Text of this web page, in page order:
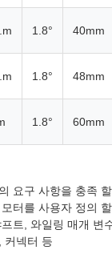
1.8° 40mm
1.8° 48mm
1.8° 60mm
요구 사항을 충족
터를 사용자 정의
트, 와일링 매개 변
커넥터 등